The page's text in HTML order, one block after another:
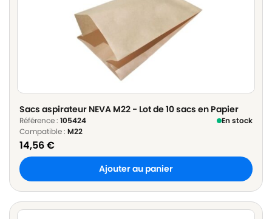
Sacs aspirateur NEVA M22 - Lot de 10 sacs en Papier
Référence : 105424
En stock
Compatible : M22
14,56€
Ajouter au panier